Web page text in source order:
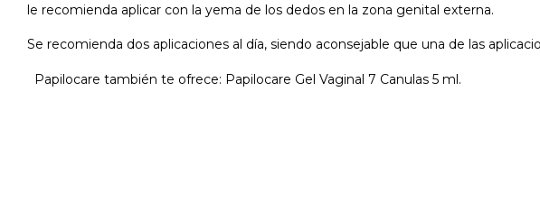
le recomienda aplicar con la yema de los dedos en la zona genital externa.
Se recomienda dos aplicaciones al día, siendo aconsejable que una de las
Papilocare también te ofrece: Papilocare Gel Vaginal 7 Canulas 5 ml.